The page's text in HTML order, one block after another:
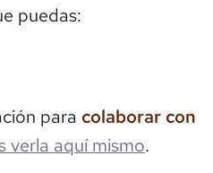
puedas:
para colaborar con
verla aquí mismo.